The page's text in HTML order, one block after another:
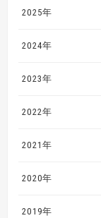
2025年
2024年
2023年
2022年
2021年
2020年
2019年